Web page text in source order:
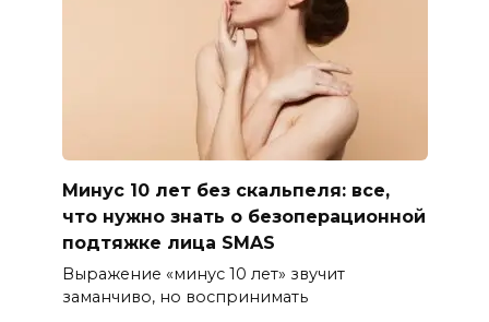
Минус 10 лет без скальпеля: все,
что нужно знать о безоперационной
подтяжке лица SMAS
Выражение «минус 10 лет» звучит
заманчиво, но воспринимать